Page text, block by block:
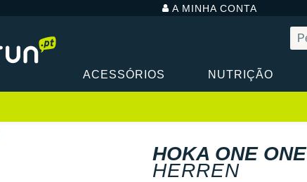
A MINHA CONTA
ACESSÓRIOS NUTRIÇÃO
HOKA ONE ONE
HERREN